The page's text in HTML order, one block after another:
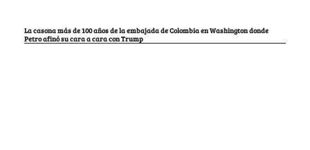
La casona más de 100 años de la embajada de Colombia en Washington donde
Petro afinó su cara a cara con Trump